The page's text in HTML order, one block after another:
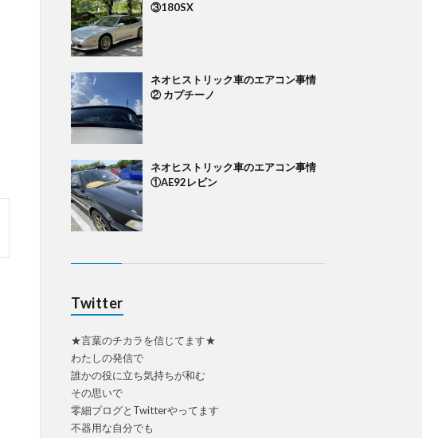
③180SX
ネオヒストリック車のエアコン事情
② カプチーノ
ネオヒストリック車のエアコン事情
①AE92レビン
Twitter
★言葉のチカラを信じてます★
わたしの発信で
誰かの役に立ち気持ちが和む
その思いで
零細ブログとTwitterやってます
不器用な自分でも